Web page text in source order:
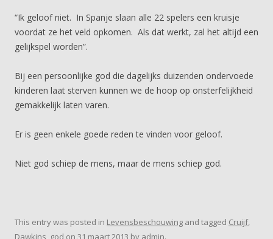
“Ik geloof niet. In Spanje slaan alle 22 spelers een kruisje
voordat ze het veld opkomen. Als dat werkt, zal het altijd een
gelijkspel worden”.
Bij een persoonlijke god die dagelijks duizenden ondervoede
kinderen laat sterven kunnen we de hoop op onsterfelijkheid
gemakkelijk laten varen.
Er is geen enkele goede reden te vinden voor geloof.
Niet god schiep de mens, maar de mens schiep god.
This entry was posted in Levensbeschouwing and tagged Cruijf,
Dawkins, god on 31 maart 2013 by admin.